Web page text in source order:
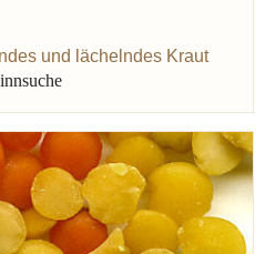
und lächelndes Kraut